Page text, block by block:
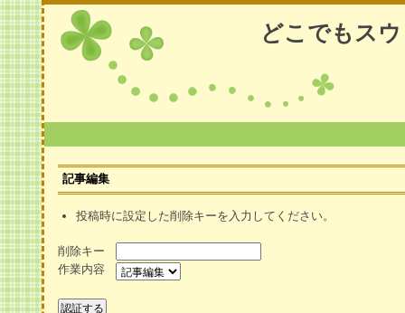
どこでもス
記事編集
投稿時に設定した削除キーを入力してください。
削除キー
作業内容